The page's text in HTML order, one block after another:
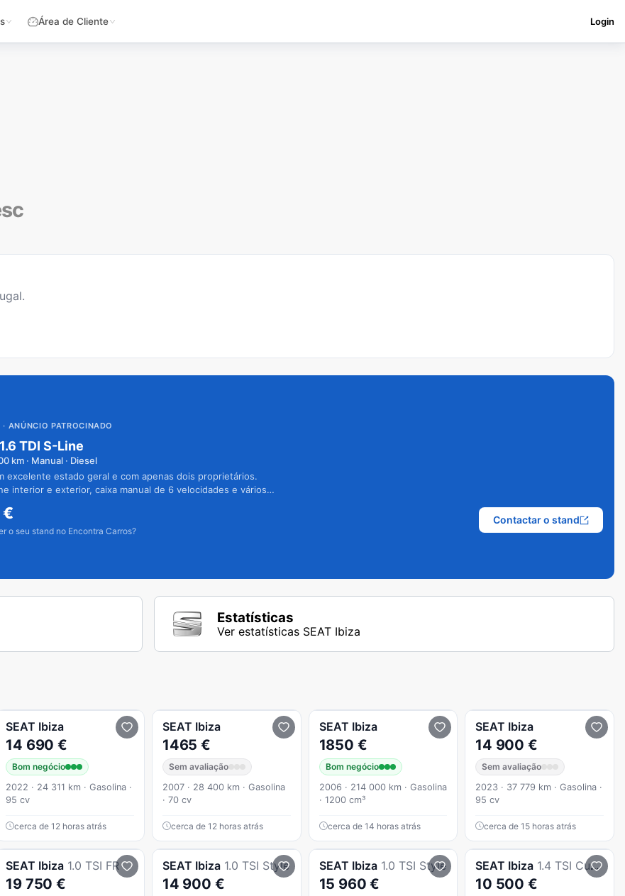
Área de Cliente Login
· ANÚNCIO PATROCINADO
TDI S-Line
km · Manual · Diesel
excelente estado geral e com apenas dois proprietários.
interior e exterior, caixa manual de 6 velocidades e vários
€
o seu stand no Encontra Carros?
Contactar o stand
Estatísticas
Ver estatísticas SEAT Ibiza
SEAT Ibiza
14 690 €
Bom negócio
2022 · 24 311 km · Gasolina ·
95 cv
cerca de 12 horas atrás
SEAT Ibiza
1465 €
Sem avaliação
2007 · 28 400 km · Gasolina
· 70 cv
cerca de 12 horas atrás
SEAT Ibiza
1850 €
Bom negócio
2006 · 214 000 km · Gasolina
· 1200 cm³
cerca de 14 horas atrás
SEAT Ibiza
14 900 €
Sem avaliação
2023 · 37 779 km · Gasolina ·
95 cv
cerca de 15 horas atrás
SEAT Ibiza 1.0 TSI FR
19 750 €
SEAT Ibiza 1.0 TSI Style
14 900 €
SEAT Ibiza 1.0 TSI Style
15 960 €
SEAT Ibiza 1.4 TSI Cupra DSG
10 500 €